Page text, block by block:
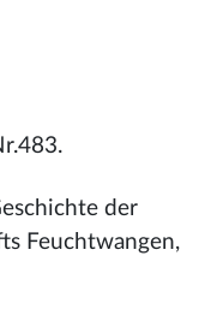
der
Feuchtwangen,